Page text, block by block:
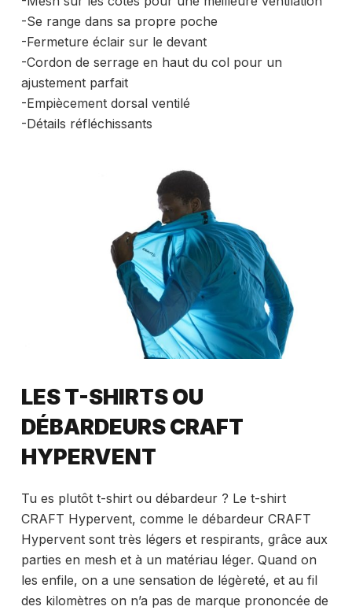
-Se range dans sa propre poche
-Fermeture éclair sur le devant
-Cordon de serrage en haut du col pour un
ajustement parfait
-Empiècement dorsal ventilé
-Détails réfléchissants
LES T-SHIRTS OU
DÉBARDEURS CRAFT
HYPERVENT
Tu es plutôt t-shirt ou débardeur ? Le t-shirt
CRAFT Hypervent, comme le débardeur CRAFT
Hypervent sont très légers et respirants, grâce aux
parties en mesh et à un matériau léger. Quand on
les enfile, on a une sensation de légèreté, et au fil
des kilomètres on n’a pas de marque prononcée de